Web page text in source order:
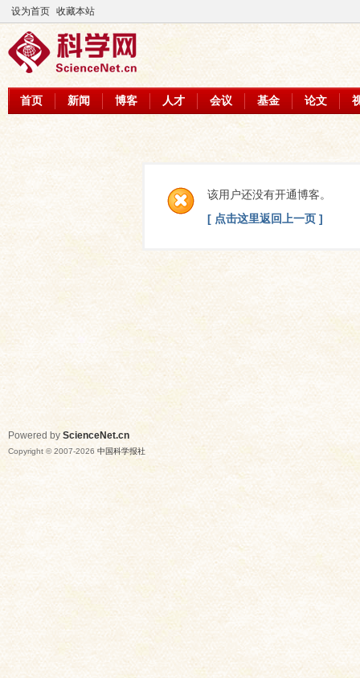
设为首页 收藏本站
首页 新闻 博客 人才 会议 基金 论文
该用户还没有开通博客。
[ 点击这里返回上一页 ]
Powered by ScienceNet.cn
Copyright © 2007-2026 中国科学报社